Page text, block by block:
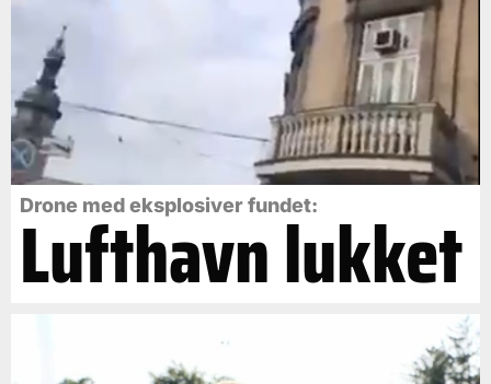
Drone med eksplosiver fundet:
Lufthavn lukket